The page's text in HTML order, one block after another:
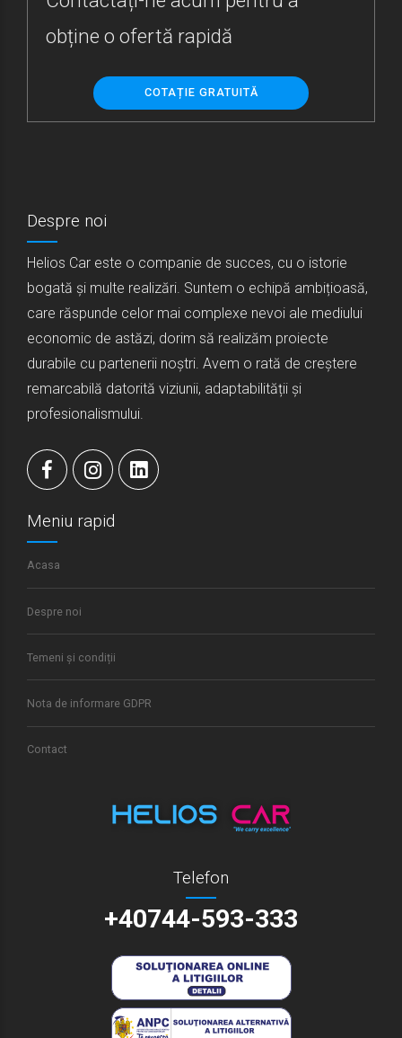
obține o ofertă rapidă
COTAȚIE GRATUITĂ
Despre noi
Helios Car este o companie de succes, cu o istorie
bogată și multe realizări. Suntem o echipă ambițioasă,
care răspunde celor mai complexe nevoi ale mediului
economic de astăzi, dorim să realizăm proiecte
durabile cu partenerii noștri. Avem o rată de creștere
remarcabilă datorită viziunii, adaptabilității și
profesionalismului.
Meniu rapid
Acasa
Despre noi
Temeni și condiții
Nota de informare GDPR
Contact
Telefon
+40744-593-333